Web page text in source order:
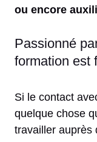
ou encore
Passionné
formation est
Si le contact
quelque chose
travailler auprès